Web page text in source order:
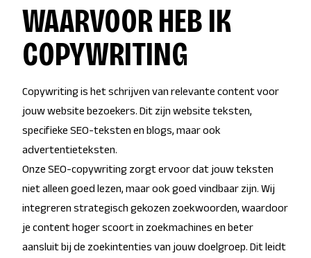
WAARVOOR HEB IK
COPYWRITING
Copywriting is het schrijven van relevante content voor
jouw website bezoekers. Dit zijn website teksten,
specifieke SEO-teksten en blogs, maar ook
advertentieteksten.
Onze SEO-copywriting zorgt ervoor dat jouw teksten
niet alleen goed lezen, maar ook goed vindbaar zijn. Wij
integreren strategisch gekozen zoekwoorden, waardoor
je content hoger scoort in zoekmachines en beter
aansluit bij de zoekintenties van jouw doelgroep. Dit leidt